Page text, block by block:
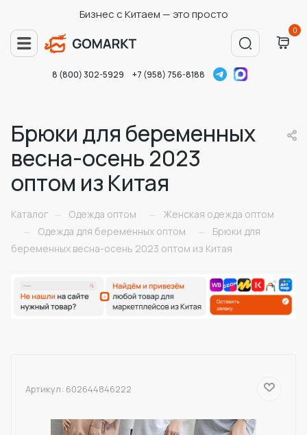
Бизнес с Китаем — это просто
0
8 (800) 302-5929 +7 (958) 756-8188
Брюки для беременных
весна-осень 2023
оптом из Китая
Каталог — Одежда оптом —
Женская одежда оптом
—
Одежда для беременных оптом —
Брюки для
беременных весна-осень 2023 оптом из Китая
Артикул: 602644846222